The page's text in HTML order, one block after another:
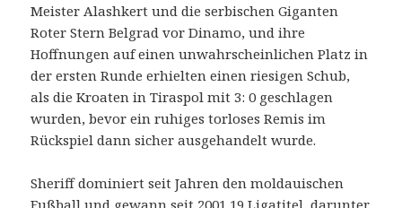
Meister Alashkert und die serbischen Giganten
Roter Stern Belgrad vor Dinamo, und ihre
Hoffnungen auf einen unwahrscheinlichen Platz in
der ersten Runde erhielten einen riesigen Schub,
als die Kroaten in Tiraspol mit 3: 0 geschlagen
wurden, bevor ein ruhiges torloses Remis im
Rückspiel dann sicher ausgehandelt wurde.
Sheriff dominiert seit Jahren den moldauischen